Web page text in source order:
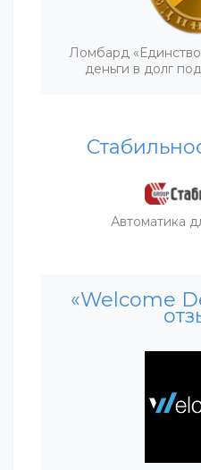
Ломбард
деньги в долг
Автоматика
«Welcome